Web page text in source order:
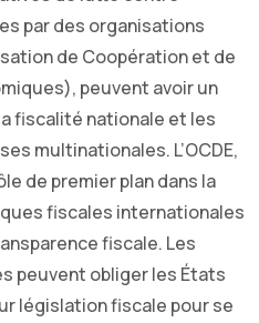
par des organisations
de Coopération et de
peuvent avoir un
fiscalité nationale et les
multinationales. L’OCDE,
de premier plan dans la
fiscales internationales
fiscale. Les
peuvent obliger les États
législation fiscale pour se